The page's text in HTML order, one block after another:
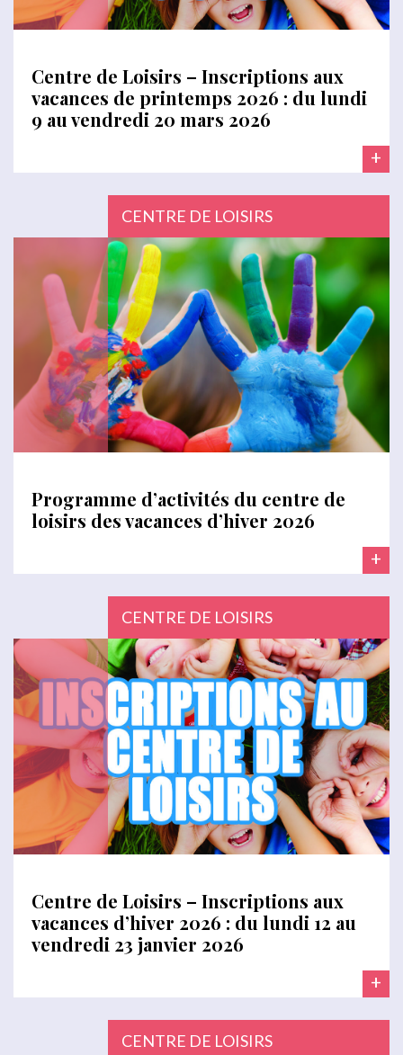
Centre de Loisirs – Inscriptions aux
vacances de printemps 2026 : du lundi
9 au vendredi 20 mars 2026
+
CENTRE DE LOISIRS
Programme d’activités du centre de
loisirs des vacances d’hiver 2026
+
CENTRE DE LOISIRS
Centre de Loisirs – Inscriptions aux
vacances d’hiver 2026 : du lundi 12 au
vendredi 23 janvier 2026
+
CENTRE DE LOISIRS